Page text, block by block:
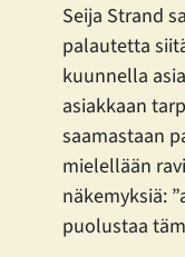
Seija Strand
palautetta
kuunnella
asiakkaan
saamastaan
mielellään
näkemyksiä:
puolustaa